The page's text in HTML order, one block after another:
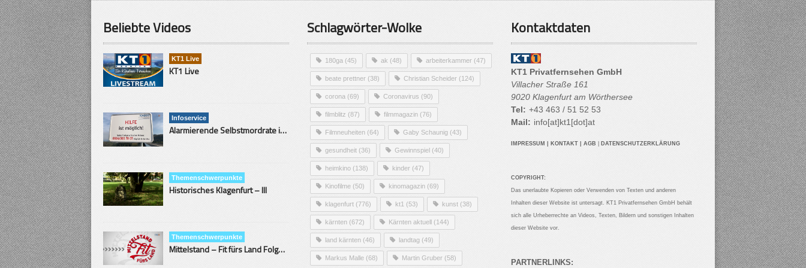
Beliebte Videos
KT1 Live
KT1 Live
Infoservice
Alarmierende Selbstmordrate in Kärnten
Themenschwerpunkte
Historisches Klagenfurt – III
Themenschwerpunkte
Mittelstand – Fit fürs Land Folge 9- Konditor
Schlagwörter-Wolke
180ga (45) ak (48) arbeiterkammer (47)
beate prettner (38) Christian Scheider (124)
corona (69) Coronavirus (90)
filmblitz (87) filmmagazin (76)
Filmneuheiten (64) Gaby Schaunig (43)
gesundheit (36) Gewinnspiel (40)
heimkino (138) kinder (47)
Kinofilme (50) kinomagazin (69)
klagenfurt (776) kt1 (53) kunst (38)
kärnten (672) Kärnten aktuell (144)
land kärnten (46) landtag (49)
Markus Malle (68) Martin Gruber (58)
Kontaktdaten
KT1 Privatfernsehen GmbH
Villacher Straße 161
9020 Klagenfurt am Wörthersee
Tel: +43 463 / 51 52 53
Mail: info[at]kt1[dot]at
IMPRESSUM KONTAKT AGB DATENSCHUTZERKLÄRUNG
COPYRIGHT:
Das unerlaubte Kopieren oder Verwenden von Texten und anderen
Inhalten dieser Website ist untersagt. KT1 Privatfernsehen GmbH behält
sich alle Urheberrechte an Videos, Texten, Bildern und sonstigen Inhalten
dieser Website vor.
PARTNERLINKS: